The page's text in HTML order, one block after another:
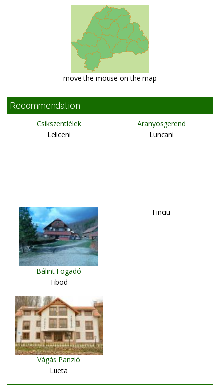
move the mouse on the map
Recommendation
Csíkszentlélek
Leliceni
Aranyosgerend
Luncani
Bálint Fogadó
Tibod
Finciu
Vágás Panzió
Lueta